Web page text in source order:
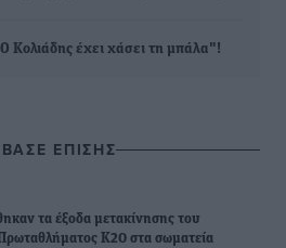
Κολιάδης έχει χάσει τη μπάλα"!
ΕΠΙΣΗΣ
τα έξοδα μετακίνησης του
Κ20 στα σωματεία